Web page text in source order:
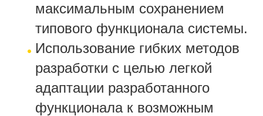
максимальным сохранением
типового функционала системы.
Использование гибких методов
разработки с целью легкой
адаптации разработанного
функционала к возможным